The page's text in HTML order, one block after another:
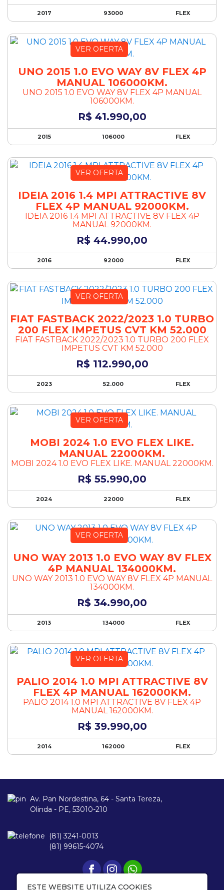
Chave presencial
Controle de tração
Desembaçador de vidro traseiro
Desembaçador traseiro
Direção Elétrica
Direção hidráulica
Distribuição Eletrônica de Frenagem
DVD Player
Encosto de cabeça traseiro
Espelhamento da tela do celular
Farol de Neblina
Farol de xenônio
GPS
Injeção eletrônica
Interior caramelo
Kit Multimidia
Limpador traseiro
Limpador traseiro
Mala elétrica
Pack Premium
Piloto automático
Pintura metálica
Porta-copos
Protetor de caçamba
Quebra-mato
Rádio
Rádio e Toca fitas
Retrovisor fotocrômico
Retrovisores elétricos
Sensor de chuva
Sistema start-stop
Teto Panorâmico
Teto solar elétrico
Tração 4x4
Vidros elétricos dianteiros
Volante com regulagem de altura
2017 93000 FLEX
VER OFERTA
UNO 2015 1.0 EVO WAY 8V FLEX 4P
MANUAL 106000KM.
UNO 2015 1.0 EVO WAY 8V FLEX 4P MANUAL
106000KM.
R$ 41.990,00
2015 106000 FLEX
VER OFERTA
IDEIA 2016 1.4 MPI ATTRACTIVE 8V
FLEX 4P MANUAL 92000KM.
IDEIA 2016 1.4 MPI ATTRACTIVE 8V FLEX 4P
MANUAL 92000KM.
R$ 44.990,00
2016 92000 FLEX
VER OFERTA
FIAT FASTBACK 2022/2023 1.0 TURBO
200 FLEX IMPETUS CVT KM 52.000
FIAT FASTBACK 2022/2023 1.0 TURBO 200 FLEX
IMPETUS CVT KM 52.000
R$ 112.990,00
2023 52.000 FLEX
VER OFERTA
MOBI 2024 1.0 EVO FLEX LIKE.
MANUAL 22000KM.
MOBI 2024 1.0 EVO FLEX LIKE. MANUAL 22000KM.
R$ 55.990,00
2024 22000 FLEX
VER OFERTA
UNO WAY 2013 1.0 EVO WAY 8V FLEX
4P MANUAL 134000KM.
UNO WAY 2013 1.0 EVO WAY 8V FLEX 4P MANUAL
134000KM.
R$ 34.990,00
2013 134000 FLEX
VER OFERTA
PALIO 2014 1.0 MPI ATTRACTIVE 8V
FLEX 4P MANUAL 162000KM.
PALIO 2014 1.0 MPI ATTRACTIVE 8V FLEX 4P
MANUAL 162000KM.
R$ 39.990,00
2014 162000 FLEX
Av. Pan Nordestina, 64 - Santa Tereza,
Olinda - PE, 53010-210
(81) 3241-0013
(81) 99615-4074
ESTE WEBSITE UTILIZA COOKIES